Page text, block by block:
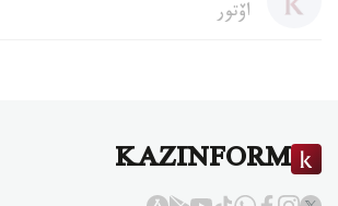
اۆتور
KAZINFORM